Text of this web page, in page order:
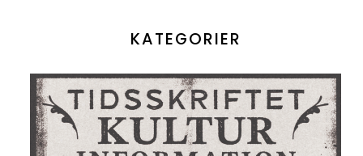
KATEGORIER